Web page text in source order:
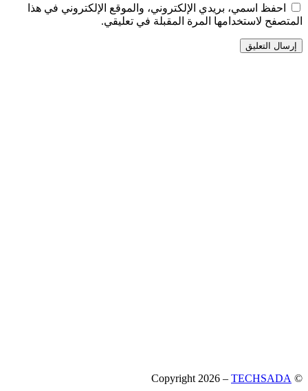
احفظ اسمي، بريدي الإلكتروني، والموقع الإلكتروني في هذا
المتصفح لاستخدامها المرة المقبلة في تعليقي.
© Copyright 2026 –
TECHSADA